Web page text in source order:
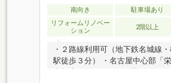
南向き 駐車場あり
リフォームリノベー
ション
2階以上
・２路線利用可（地下鉄名城線
駅徒歩３分） ・名古屋中心部「